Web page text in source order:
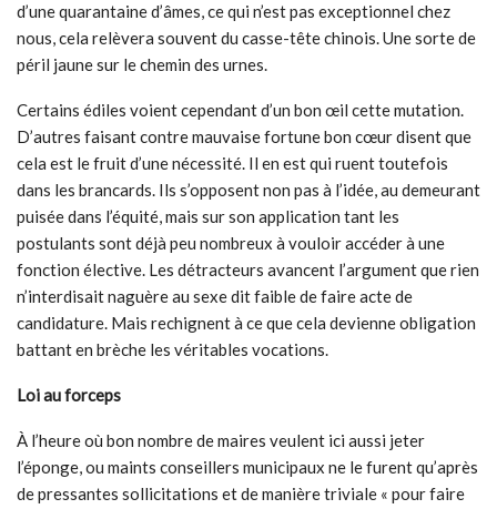
d’une quarantaine d’âmes, ce qui n’est pas exceptionnel chez
nous, cela relèvera souvent du casse-tête chinois. Une sorte de
péril jaune sur le chemin des urnes.
Certains édiles voient cependant d’un bon œil cette mutation.
D’autres faisant contre mauvaise fortune bon cœur disent que
cela est le fruit d’une nécessité. Il en est qui ruent toutefois
dans les brancards. Ils s’opposent non pas à l’idée, au demeurant
puisée dans l’équité, mais sur son application tant les
postulants sont déjà peu nombreux à vouloir accéder à une
fonction élective. Les détracteurs avancent l’argument que rien
n’interdisait naguère au sexe dit faible de faire acte de
candidature. Mais rechignent à ce que cela devienne obligation
battant en brèche les véritables vocations.
Loi au forceps
À l’heure où bon nombre de maires veulent ici aussi jeter
l’éponge, ou maints conseillers municipaux ne le furent qu’après
de pressantes sollicitations et de manière triviale « pour faire